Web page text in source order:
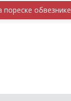
пореске обвезнике